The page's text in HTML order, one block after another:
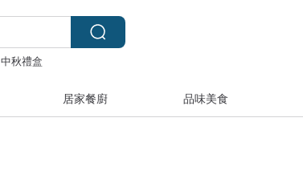
中秋禮盒
居家餐廚 品味美食